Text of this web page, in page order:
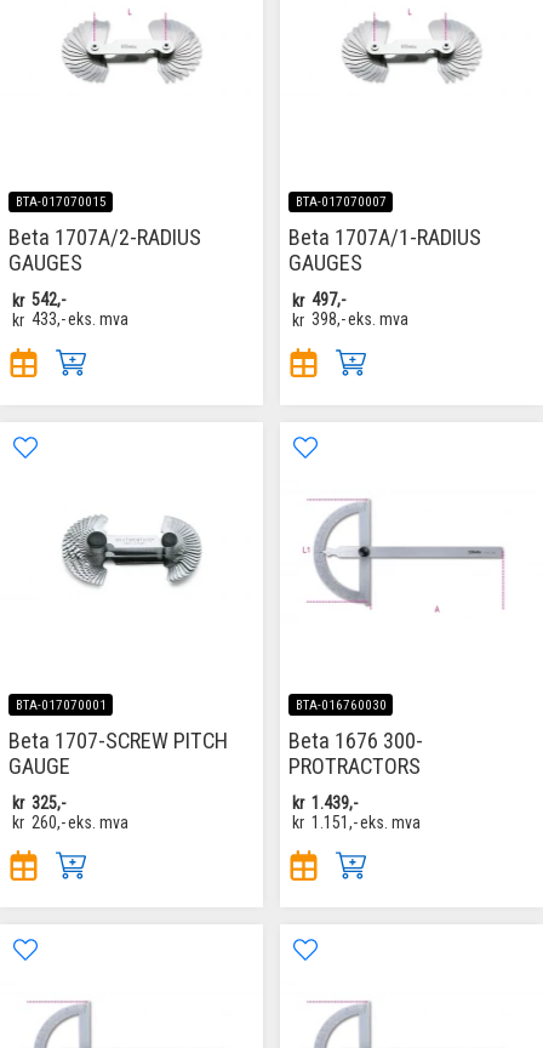
BTA-017070015
Beta 1707A/2-RADIUS
GAUGES
kr 542,-
kr 433,-eks. mva
BTA-017070007
Beta 1707A/1-RADIUS
GAUGES
kr 497,-
kr 398,-eks. mva
BTA-017070001
Beta 1707-SCREW PITCH
GAUGE
kr 325,-
kr 260,-eks. mva
BTA-016760030
Beta 1676 300-
PROTRACTORS
kr 1.439,-
kr 1.151,-eks. mva